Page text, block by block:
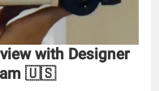
with Designer
🇺🇸